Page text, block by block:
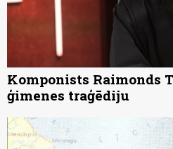
Komponists Raimonds
ģimenes traģēdiju